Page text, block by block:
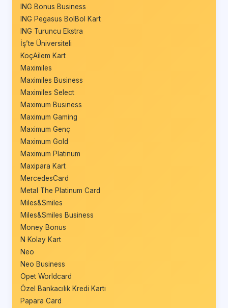
ING Bonus Business
ING Pegasus BolBol Kart
ING Turuncu Ekstra
İş’te Üniversiteli
KoçAilem Kart
Maximiles
Maximiles Business
Maximiles Select
Maximum Business
Maximum Gaming
Maximum Genç
Maximum Gold
Maximum Platinum
Maxipara Kart
MercedesCard
Metal The Platinum Card
Miles&Smiles
Miles&Smiles Business
Money Bonus
N Kolay Kart
Neo
Neo Business
Opet Worldcard
Özel Bankacılık Kredi Kartı
Papara Card